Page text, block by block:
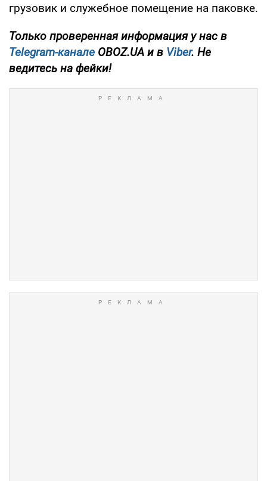
грузовик и служебное помещение на паковке.
Только проверенная информация у нас в
Telegram-канале OBOZ.UA и в Viber. Не
ведитесь на фейки!